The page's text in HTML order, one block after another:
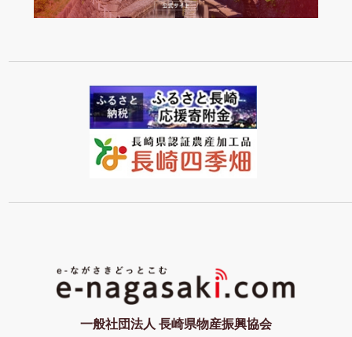
一般社団法人 長崎県物産振興協会